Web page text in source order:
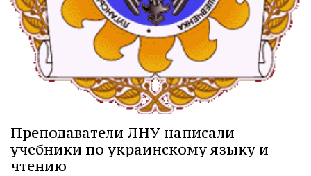
Преподаватели ЛНУ написали
учебники по украинскому языку и
чтению